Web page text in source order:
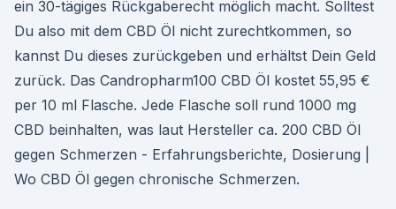
ein 30-tägiges Rückgaberecht möglich macht. Solltest
Du also mit dem CBD Öl nicht zurechtkommen, so
kannst Du dieses zurückgeben und erhältst Dein Geld
zurück. Das Candropharm100 CBD Öl kostet 55,95 €
per 10 ml Flasche. Jede Flasche soll rund 1000 mg
CBD beinhalten, was laut Hersteller ca. 200 CBD Öl
gegen Schmerzen - Erfahrungsberichte, Dosierung |
Wo CBD Öl gegen chronische Schmerzen.